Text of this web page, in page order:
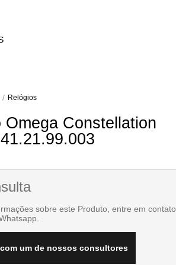
BLUE
WILD SPIRIT
NATURE
Relógios
Omega Constellation
sobre este Produto, entre em contato
um de nossos consultores